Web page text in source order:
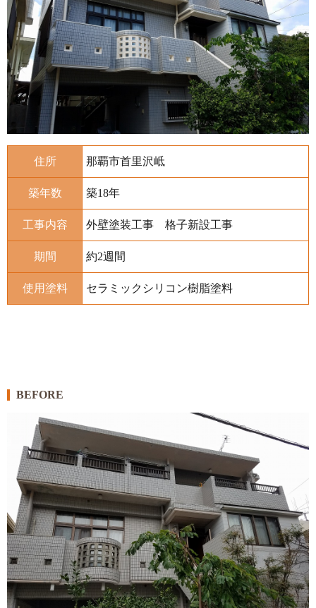
住所 那覇市首里沢岻
築年数 築18年
工事内容 外壁塗装工事 格子新設工事
期間 約2週間
使用塗料 セラミックシリコン樹脂塗料
BEFORE